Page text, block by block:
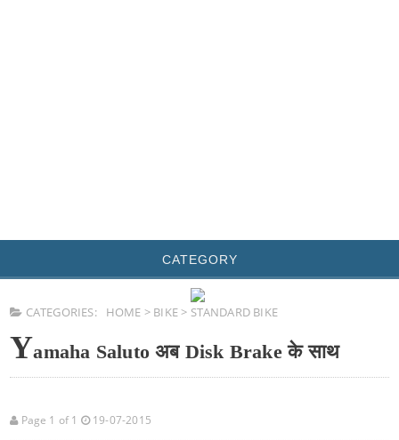
CATEGORY
CATEGORIES: HOME > BIKE> STANDARD BIKE
Yamaha Saluto अब Disk Brake के साथ
Page 1 of 1 19-07-2015